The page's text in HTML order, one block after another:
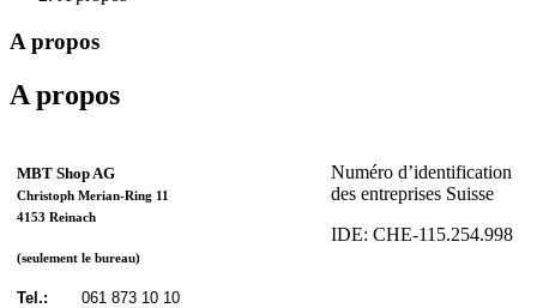
A propos
A propos
MBT Shop AG
Christoph Merian-Ring 11
4153 Reinach
(seulement le bureau)
Tel.:
061 873 10 10
Numéro d’identification
des entreprises Suisse
IDE: CHE-115.254.998